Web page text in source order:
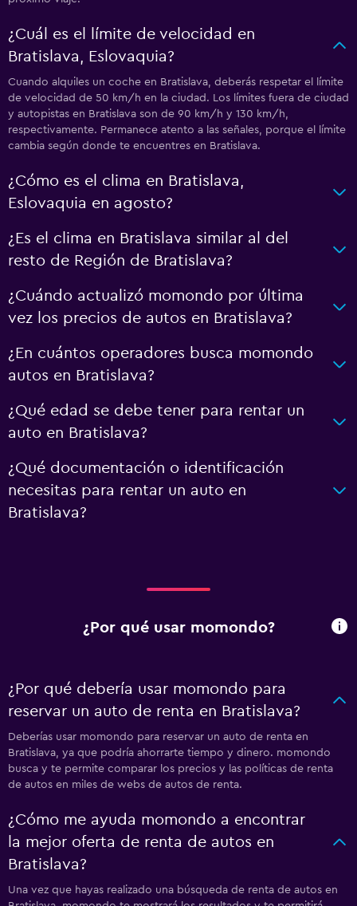
¿Cuál es el límite de velocidad en
Bratislava, Eslovaquia?
Cuando alquiles un coche en Bratislava, deberás respetar el límite
de velocidad de 50 km/h en la ciudad. Los límites fuera de ciudad
y autopistas en Bratislava son de 90 km/h y 130 km/h,
respectivamente. Permanece atento a las señales, porque el límite
cambia según donde te encuentres en Bratislava.
¿Cómo es el clima en Bratislava,
Eslovaquia en agosto?
¿Es el clima en Bratislava similar al del
resto de Región de Bratislava?
¿Cuándo actualizó momondo por última
vez los precios de autos en Bratislava?
¿En cuántos operadores busca momondo
autos en Bratislava?
¿Qué edad se debe tener para rentar un
auto en Bratislava?
¿Qué documentación o identificación
necesitas para rentar un auto en
Bratislava?
¿Por qué usar momondo?
¿Por qué debería usar momondo para
reservar un auto de renta en Bratislava?
Deberías usar momondo para reservar un auto de renta en
Bratislava, ya que podría ahorrarte tiempo y dinero. momondo
busca y te permite comparar los precios y las políticas de renta
de autos en miles de webs de autos de renta.
¿Cómo me ayuda momondo a encontrar
la mejor oferta de renta de autos en
Bratislava?
Una vez que hayas realizado una búsqueda de renta de autos en